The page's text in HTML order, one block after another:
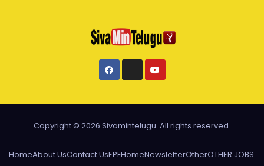
Copyright © 2026 Sivamintelugu. All rights reserved.
HomeAbout UsContact UsEPFHomeNewsletterOtherOTHER JOBS